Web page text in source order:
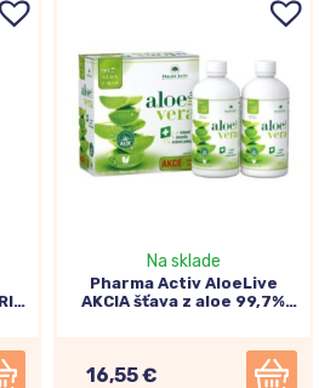
Na sklade
Pharma Activ AloeLive
AKCIA šťava z aloe 99,7%
16,55 €